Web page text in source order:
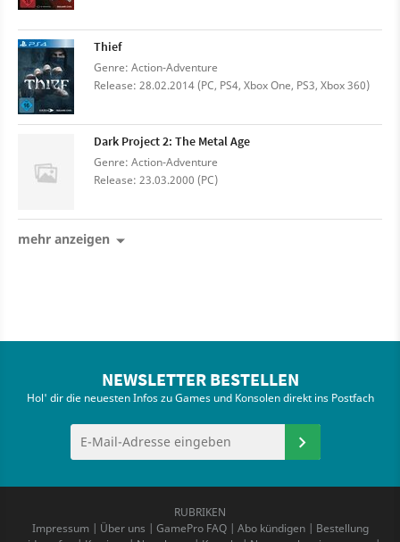
Thief
Genre: Action-Adventure
Release: 28.02.2014 (PC, PS4, Xbox One, PS3, Xbox 360)
Dark Project 2: The Metal Age
Genre: Action-Adventure
Release: 23.03.2000 (PC)
mehr anzeigen
NEWSLETTER BESTELLEN
Hol' dir die neuesten Infos zu Games und Konsolen direkt ins Postfach
RUBRIKEN
Impressum| Über uns | GamePro FAQ| Abo kündigen| Bestellung